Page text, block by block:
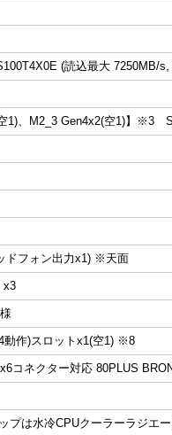
(読込最大 7250MB/
、M2_3 Gen4x2(空1)】 ※3
ドフォン出力x1) ※天面
x3
作)スロットx1(空1) ※8
コネクター対応 80PLUS
は水冷CPUクーラーラジエー